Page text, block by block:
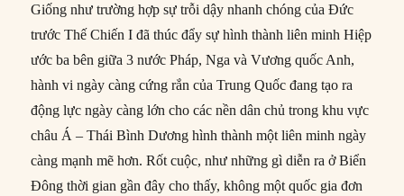
Giống như trường hợp sự trỗi dậy nhanh chóng của Đức
trước Thế Chiến I đã thúc đẩy sự hình thành liên minh Hiệp
ước ba bên giữa 3 nước Pháp, Nga và Vương quốc Anh,
hành vi ngày càng cứng rắn của Trung Quốc đang tạo ra
động lực ngày càng lớn cho các nền dân chủ trong khu vực
châu Á – Thái Bình Dương hình thành một liên minh ngày
càng mạnh mẽ hơn. Rốt cuộc, như những gì diễn ra ở Biển
Đông thời gian gần đây cho thấy, không một quốc gia đơn